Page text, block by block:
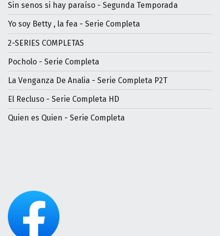
Sin senos si hay paraíso - Segunda Temporada
Yo soy Betty , la fea - Serie Completa
2-SERIES COMPLETAS
Pocholo - Serie Completa
La Venganza De Analia - Serie Completa P2T
El Recluso - Serie Completa HD
Quien es Quien - Serie Completa